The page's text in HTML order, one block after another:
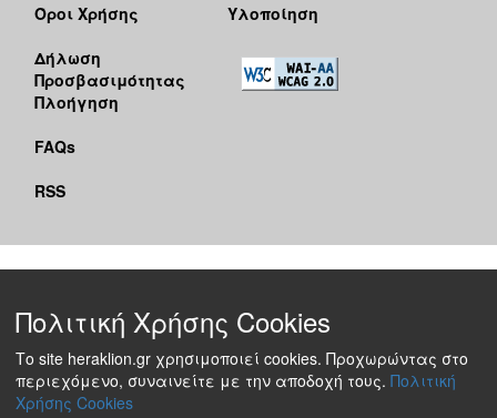
Όροι Χρήσης
Δήλωση
Προσβασιμότητας
Πλοήγηση
FAQs
RSS
Υλοποίηση
Πολιτική Χρήσης Cookies
Το site heraklion.gr χρησιμοποιεί cookies. Προχωρώντας στο
περιεχόμενο, συναινείτε με την αποδοχή τους. Πολιτική
Χρήσης Cookies